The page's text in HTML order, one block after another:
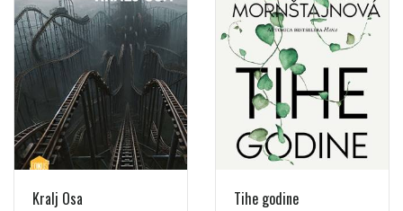
Kralj Osa Tihe godine